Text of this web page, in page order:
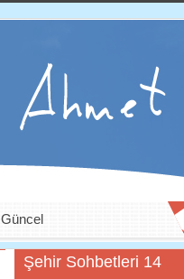
Güncel
Şehir Sohbetleri 14